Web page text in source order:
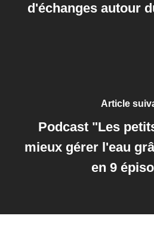
d'échanges autour
Article
Podcast "Les
mieux gérer l'eau
en 9